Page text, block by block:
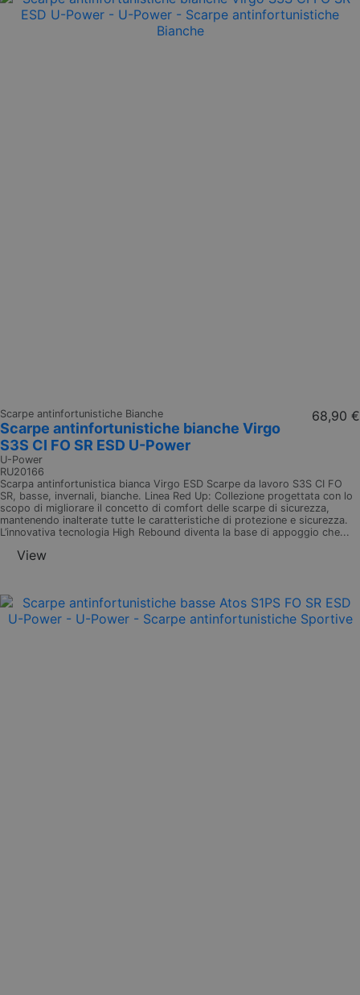
Scarpe antinfortunistiche Bianche
Scarpe antinfortunistiche bianche Virgo
S3S CI FO SR ESD U-Power
U-Power
RU20166
68,90 €
Scarpa antinfortunistica bianca Virgo ESD Scarpe da lavoro S3S CI FO
SR, basse, invernali, bianche. Linea Red Up: Collezione progettata con lo
scopo di migliorare il concetto di comfort delle scarpe di sicurezza,
mantenendo inalterate tutte le caratteristiche di protezione e sicurezza.
L’innovativa tecnologia High Rebound diventa la base di appoggio che...
View